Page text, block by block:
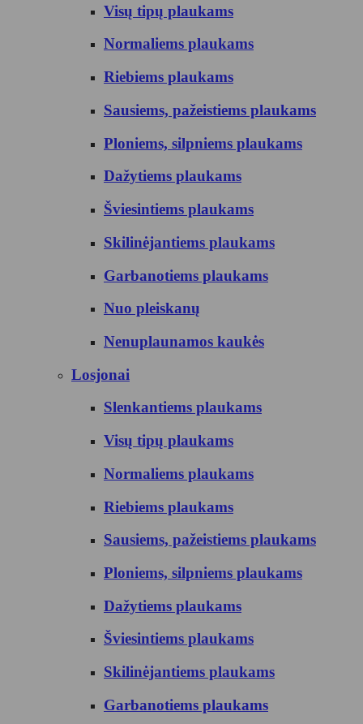
Visų tipų plaukams
Normaliems plaukams
Riebiems plaukams
Sausiems, pažeistiems plaukams
Ploniems, silpniems plaukams
Dažytiems plaukams
Šviesintiems plaukams
Skilinėjantiems plaukams
Garbanotiems plaukams
Nuo pleiskanų
Nenuplaunamos kaukės
Losjonai
Slenkantiems plaukams
Visų tipų plaukams
Normaliems plaukams
Riebiems plaukams
Sausiems, pažeistiems plaukams
Ploniems, silpniems plaukams
Dažytiems plaukams
Šviesintiems plaukams
Skilinėjantiems plaukams
Garbanotiems plaukams